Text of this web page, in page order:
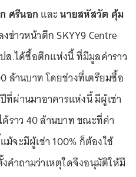
ศรีนอก และนายสหัสวัต คุ้ม
ข่าวหน้าตึก SKYY9 Centre
ส.ได้ซื้อตึกแห่งนี้ ที่มีมูลค่าราว
ล้านบาท โดยช่วงที่เตรียมซื้อ
ที่ผ่านมาอาคารแห่งนี้ มีผู้เช่า
ราว 40 ล้านบาท ขณะที่ค่า
จะมีผู้เช่า 100% ก็ต้องใช้
คำถามว่าเหตุใดจึงอนุมัติให้มี